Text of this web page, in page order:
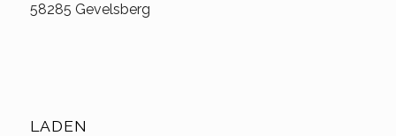
58285 Gevelsberg
LADEN